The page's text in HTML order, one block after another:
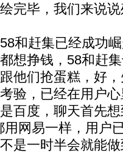
完毕，我们来说
和赶集已经成功
想挣钱，58和赶
他们抢蛋糕，好
验，已经在用户
百度，聊天首先
网易一样，用户
是一时半会就能